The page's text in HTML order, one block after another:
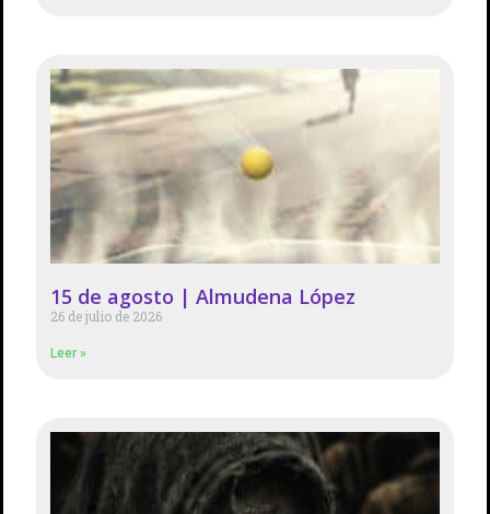
15 de agosto | Almudena López
26 de julio de 2026
Leer »